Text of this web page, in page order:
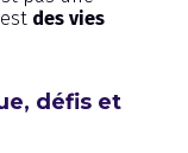
des vies
défis et